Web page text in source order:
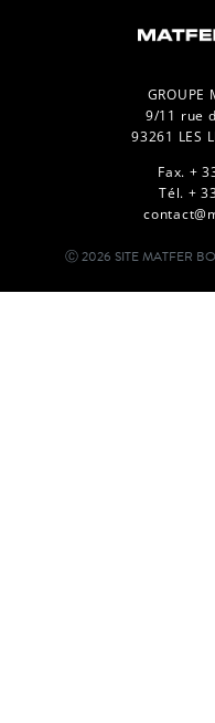
GROUPE
9/11 rue
93261 LES
Fax. +
Tél. +
Ⓒ 2026 SITE MATFER